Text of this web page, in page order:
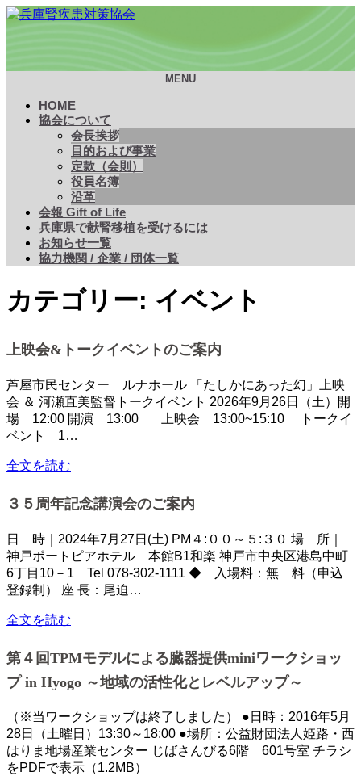
腎疾患の予防および治療の知識の普及・啓発を通じ、住民の
生活の質向上を目指した様々な取り組みを行っています
MENU
HOME
協会について
会長挨拶
目的および事業
定款（会則）
役員名簿
沿革
会報 Gift of Life
兵庫県で献腎移植を受けるには
お知らせ一覧
協力機関 / 企業 / 団体一覧
カテゴリー: イベント
上映会&トークイベントのご案内
芦屋市民センター ルナホール 「たしかにあった幻」上映
会 ＆ 河瀬直美監督トークイベント 2026年9月26日（土）開
場 12:00 開演 13:00 上映会 13:00~15:10 トークイ
ベント 1…
全文を読む
３５周年記念講演会のご案内
日 時｜2024年7月27日(土) PM４:００～５:３０ 場 所｜
神戸ポートピアホテル 本館B1和楽 神戸市中央区港島中町
6丁目10－1 Tel 078-302-1111 ◆ 入場料：無 料（申込
登録制） 座 長：尾迫…
全文を読む
第４回TPMモデルによる臓器提供miniワークショッ
プ in Hyogo ～地域の活性化とレベルアップ～
（※当ワークショップは終了しました） ●日時：2016年5月
28日（土曜日）13:30～18:00 ●場所：公益財団法人姫路・西
はりま地場産業センター じばさんびる6階 601号室 チラシ
をPDFで表示（1.2MB）